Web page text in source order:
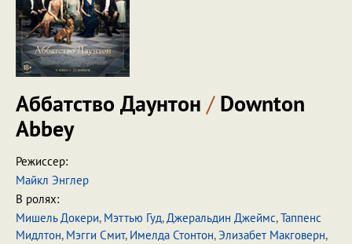
Аббатство Даунтон /Downton
Abbey
Режиссер:
Майкл Энглер
В ролях:
Мишель Докери, Мэттью Гуд,Джеральдин Джеймс,Таппенс
Мидлтон, Мэгги Смит, Имелда Стонтон,Элизабет Макговерн,